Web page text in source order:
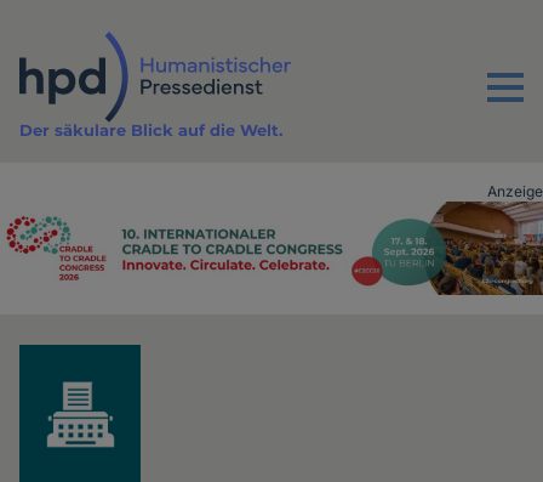
Inhalt
Menu
Der säkulare Blick auf die Welt.
Advertising
Anzeige